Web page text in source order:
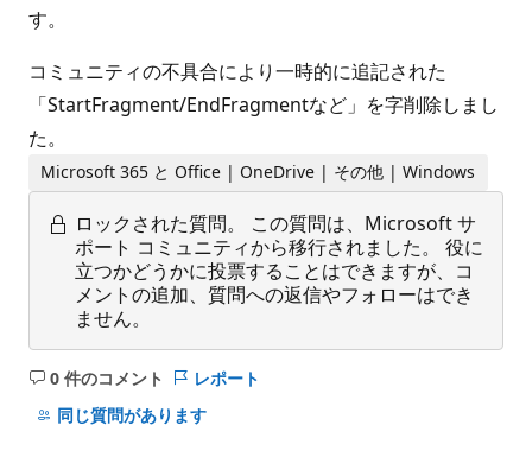
す。
コミュニティの不具合により一時的に追記された
「StartFragment/EndFragmentなど」を字削除しまし
た。
Microsoft 365 と Office | OneDrive | その他 | Windows
ロックされた質問。
この質問は、Microsoft サ
ポート コミュニティから移行されました。 役に
立つかどうかに投票することはできますが、コ
メントの追加、質問への返信やフォローはでき
ません。
0 件のコメント
コ
メ
レポート
同じ質問があります